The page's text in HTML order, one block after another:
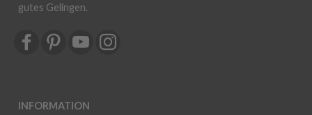
gutes Gelingen.
INFORMATION